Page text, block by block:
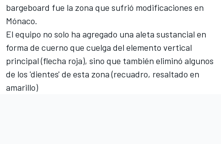
bargeboard fue la zona que sufrió modificaciones en
Mónaco.
El equipo no solo ha agregado una aleta sustancial en
forma de cuerno que cuelga del elemento vertical
principal (flecha roja), sino que también eliminó algunos
de los 'dientes' de esta zona (recuadro, resaltado en
amarillo)